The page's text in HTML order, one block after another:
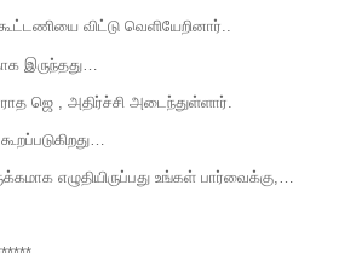
விட்டு வெளியேறினார்..
இருந்தது…
ஜெ , அதிர்ச்சி அடைந்துள்ளார்.
எழுதியிருப்பது உங்கள் பார்வைக்கு,…